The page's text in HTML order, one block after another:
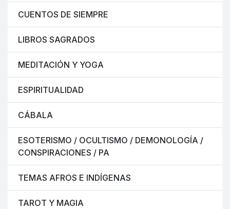
CUENTOS DE SIEMPRE
LIBROS SAGRADOS
MEDITACIÓN Y YOGA
ESPIRITUALIDAD
CÁBALA
ESOTERISMO / OCULTISMO / DEMONOLOGÍA /
CONSPIRACIONES / PA
TEMAS AFROS E INDÍGENAS
TAROT Y MAGIA